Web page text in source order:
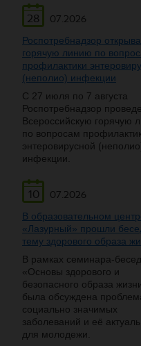
28
07.2026
Роспотребнадзор
горячую линию по
профилактики
(неполио) инфекции
С 27 июля по 7 августа
Роспотребнадзор
Всероссийскую горячую
по вопросам
энтеровирусной
инфекции.
10
07.2026
В образовательном
«Лазурный» прошли
тему здорового образа
В рамках семинара-
«Основы здорового и
безопасного образа
была обсуждена
социально значимых
заболеваний и её
для молодежи.